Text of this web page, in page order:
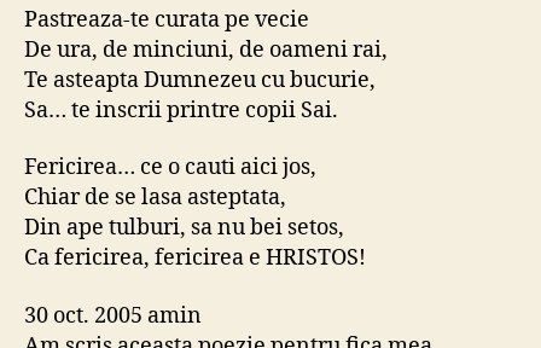
Pastreaza-te curata pe vecie
De ura, de minciuni, de oameni rai,
Te asteapta Dumnezeu cu bucurie,
Sa… te inscrii printre copii Sai.
Fericirea… ce o cauti aici jos,
Chiar de se lasa asteptata,
Din ape tulburi, sa nu bei setos,
Ca fericirea, fericirea e HRISTOS!
30 oct. 2005 amin